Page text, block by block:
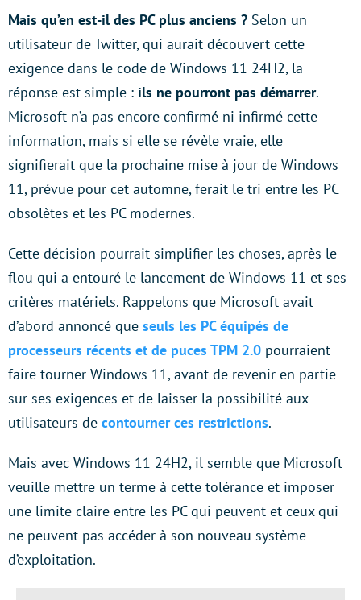
Mais qu’en est-il des PC plus anciens ? Selon un
utilisateur de Twitter, qui aurait découvert cette
exigence dans le code de Windows 11 24H2, la
réponse est simple : ils ne pourront pas démarrer.
Microsoft n’a pas encore confirmé ni infirmé cette
information, mais si elle se révèle vraie, elle
signifierait que la prochaine mise à jour de Windows
11, prévue pour cet automne, ferait le tri entre les PC
obsolètes et les PC modernes.
Cette décision pourrait simplifier les choses, après le
flou qui a entouré le lancement de Windows 11 et ses
critères matériels. Rappelons que Microsoft avait
d’abord annoncé que seuls les PC équipés de
processeurs récents et de puces TPM 2.0 pourraient
faire tourner Windows 11, avant de revenir en partie
sur ses exigences et de laisser la possibilité aux
utilisateurs de contourner ces restrictions.
Mais avec Windows 11 24H2, il semble que Microsoft
veuille mettre un terme à cette tolérance et imposer
une limite claire entre les PC qui peuvent et ceux qui
ne peuvent pas accéder à son nouveau système
d’exploitation.